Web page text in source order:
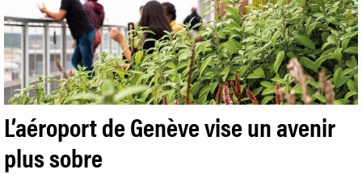
L’aéroport de Genève vise un avenir
plus sobre